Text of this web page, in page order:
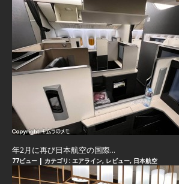
年2月に再び日本航空の国際...
77ビュー | カテゴリ: エアライン, レビュー, 日本航空